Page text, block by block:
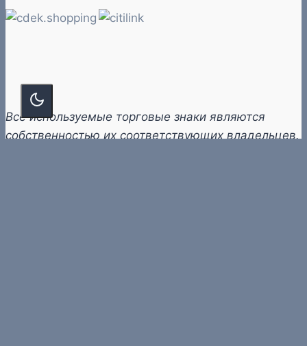
Все используемые торговые знаки являются
собственностью их соответствующих владельцев.